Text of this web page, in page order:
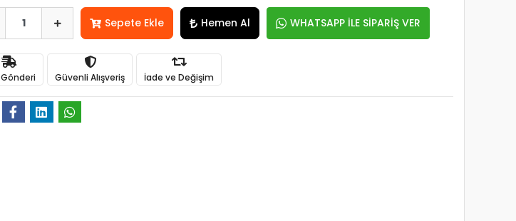
Sepete Ekle Hemen Al WHATSAPP İLE SİPARİŞ VER
Gönderi Güvenli Alışveriş İade ve Değişim